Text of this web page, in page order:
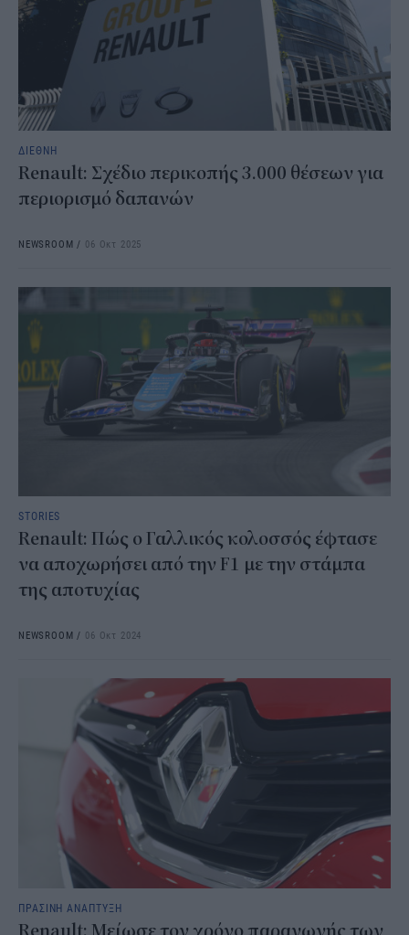
ΔΙΕΘΝΗ
Renault: Σχέδιο περικοπής 3.000 θέσεων για
περιορισμό δαπανών
NEWSROOM / 06 Οκτ 2025
STORIES
Renault: Πώς ο Γαλλικός κολοσσός έφτασε
να αποχωρήσει από την F1 με την στάμπα
της αποτυχίας
NEWSROOM / 06 Οκτ 2024
ΠΡΑΣΙΝΗ ΑΝΑΠΤΥΞΗ